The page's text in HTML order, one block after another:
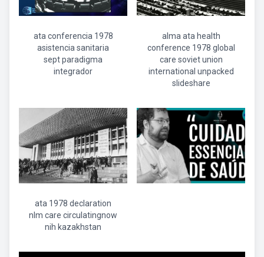
ata conferencia 1978
asistencia sanitaria
sept paradigma
integrador
alma ata health
conference 1978 global
care soviet union
international unpacked
slideshare
ata 1978 declaration
nlm care circulatingnow
nih kazakhstan